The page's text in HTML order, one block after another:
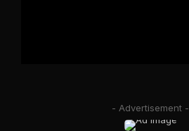
- Advertisement -